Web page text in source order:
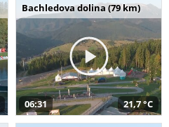
Bachledova dolina (79 km)
06:31 21,7 °C